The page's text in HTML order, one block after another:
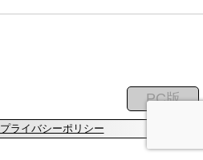
プライバシーポリシー